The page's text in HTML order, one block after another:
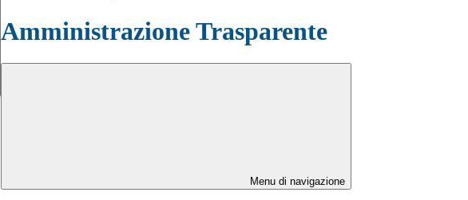
Amministrazione Trasparente
Menu di navigazione